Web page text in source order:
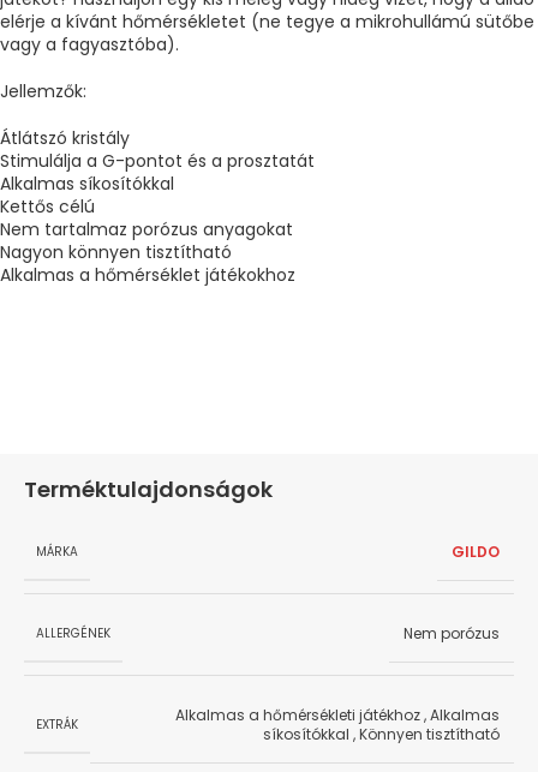
elérje a kívánt hőmérsékletet (ne tegye a mikrohullámú sütőbe
vagy a fagyasztóba).
Jellemzők:
Átlátszó kristály
Stimulálja a G-pontot és a prosztatát
Alkalmas síkosítókkal
Kettős célú
Nem tartalmaz porózus anyagokat
Nagyon könnyen tisztítható
Alkalmas a hőmérséklet játékokhoz
Terméktulajdonságok
MÁRKA GILDO
ALLERGÉNEK Nem porózus
EXTRÁK Alkalmas a hőmérsékleti játékhoz,Alkalmas
síkosítókkal ,Könnyen tisztítható